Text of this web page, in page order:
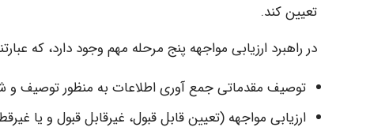
تعیین کند.
در راهبرد ارزیابی مواجهه پنج مرحله مهم وجود دارد، که
توصیف مقدماتی جمع آوری اطلاعات به منظور توصیف و
ارزیابی مواجهه (تعیین قابل قبول، غیرقابل قبول و یا